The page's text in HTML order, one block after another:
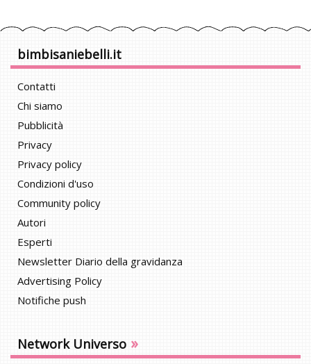
bimbisaniebelli.it
Contatti
Chi siamo
Pubblicità
Privacy
Privacy policy
Condizioni d'uso
Community policy
Autori
Esperti
Newsletter Diario della gravidanza
Advertising Policy
Notifiche push
Network Universo »